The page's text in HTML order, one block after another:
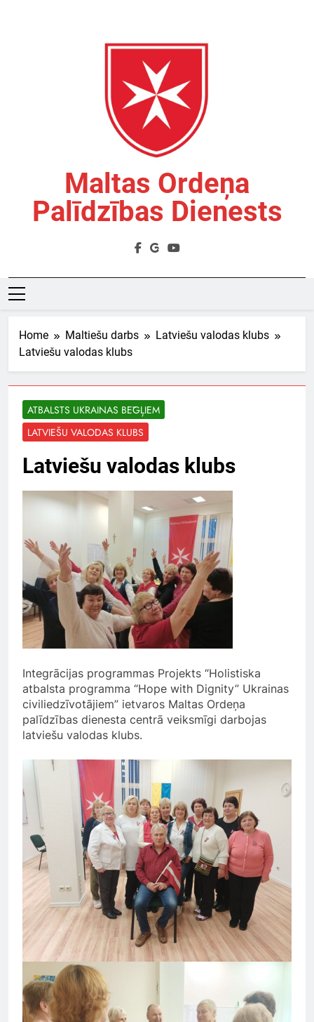
Maltas Ordeņa
Palīdzības Dienests
Home Maltiešu darbs
Latviešu valodas klubs
Latviešu valodas klubs
ATBALSTS UKRAINAS BĒGĻIEM
LATVIEŠU VALODAS KLUBS
Latviešu valodas klubs
Integrācijas programmas Projekts “Holistiska
atbalsta programma “Hope with Dignity” Ukrainas
civiliedzīvotājiem” ietvaros Maltas Ordeņa
palīdzības dienesta centrā veiksmīgi darbojas
latviešu valodas klubs.